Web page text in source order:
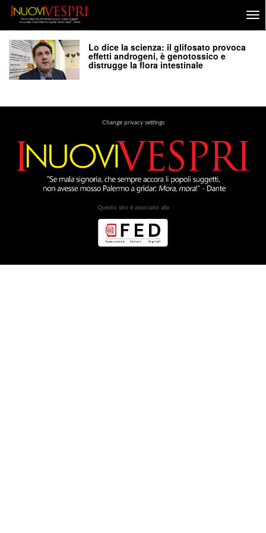
Lo dice la scienza: il glifosato provoca
effetti androgeni, è genotossico e
distrugge la flora intestinale
Change privacy settings
Questo sito è associato alla